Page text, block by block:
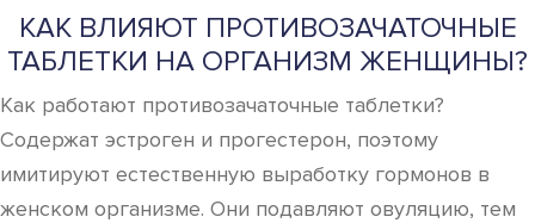
КАК ВЛИЯЮТ ПРОТИВОЗАЧАТОЧНЫЕ
ТАБЛЕТКИ НА ОРГАНИЗМ ЖЕНЩИНЫ?
Как работают противозачаточные таблетки?
Содержат эстроген и прогестерон, поэтому
имитируют естественную выработку гормонов в
женском организме. Они подавляют овуляцию, тем